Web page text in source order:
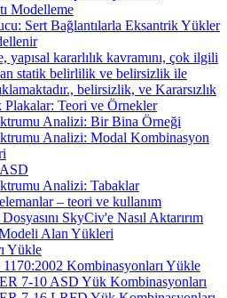
Modelleme
Sert Bağlantılarla Eksantrik Yükler
yapısal kararlılık kavramını, çok ilgili
statik belirlilik ve belirsizlik ile
belirsizlik, ve Kararsızlık
Teori ve Örnekler
Analizi: Bir Bina Örneği
Analizi: Modal Kombinasyon
Analizi: Tabaklar
– teori ve kullanım
SkyCiv'e Nasıl Aktarırım
Alan Yükleri
Yükle
Kombinasyonları Yükle
7-10 ASD Yük Kombinasyonları